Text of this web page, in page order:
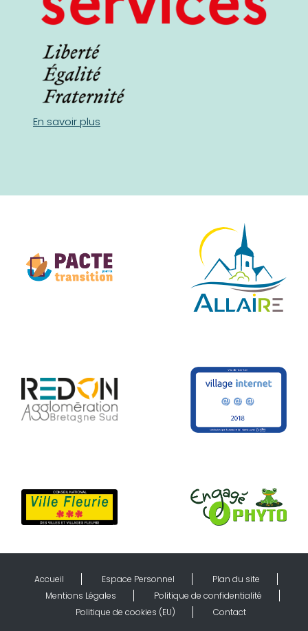
En savoir plus
Accueil Espace Personnel
Plan du site
Mentions Légales
Politique de confidentialité
Politique de cookies (EU)
Contact